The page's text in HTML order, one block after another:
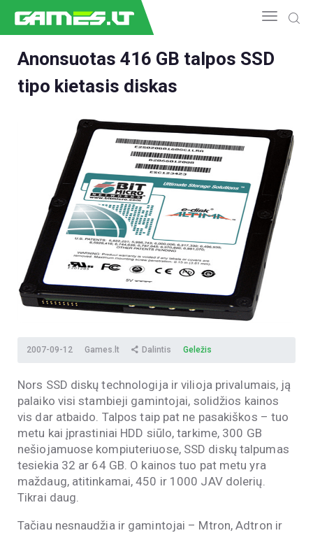
NAUJIENOS
ESPORTAS
GELEŽIS
VIDEO
APŽVALGOS
ŽAIDIMAI
Anonsuotas 416 GB talpos SSD
tipo kietasis diskas
2007-09-12 Games.lt Dalintis Geležis
Nors SSD diskų technologija ir vilioja privalumais, ją
palaiko visi stambieji gamintojai, solidžios kainos
vis dar atbaido. Talpos taip pat ne pasakiškos – tuo
metu kai įprastiniai HDD siūlo, tarkime, 300 GB
nešiojamuose kompiuteriuose, SSD diskų talpumas
tesiekia 32 ar 64 GB. O kainos tuo pat metu yra
maždaug, atitinkamai, 450 ir 1000 JAV dolerių.
Tikrai daug.
Tačiau nesnaudžia ir gamintojai – Mtron, Adtron ir